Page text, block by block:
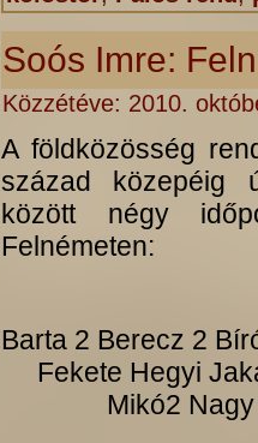
Soós Imre:
Közzétéve: 2010.
A földközösség
század közepéig
között négy
Felnémeten:
Barta 2 Berecz 2
Fekete Hegyi
Mikó2